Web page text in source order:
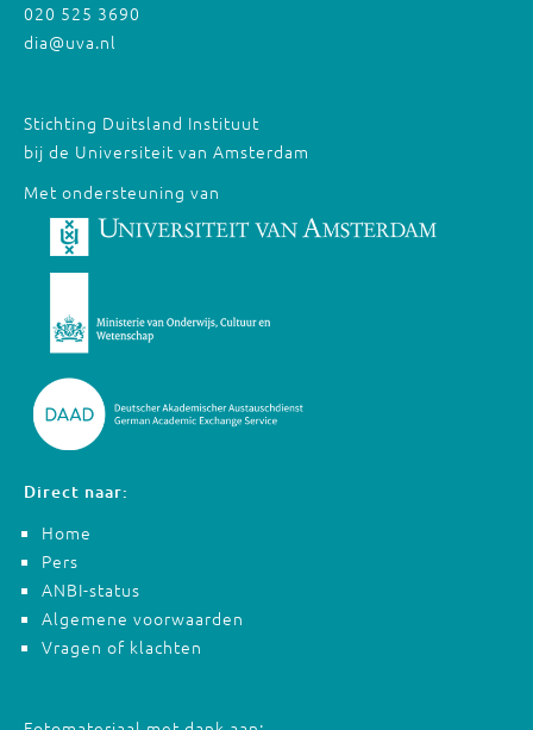
020 525 3690
dia@uva.nl
Stichting Duitsland Instituut
bij de Universiteit van Amsterdam
Met ondersteuning van
Direct naar:
Home
Pers
ANBI-status
Algemene voorwaarden
Vragen of klachten